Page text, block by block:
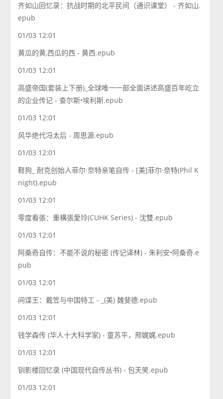
齐如山回忆录：抗战时期的北平民间（通识课堂） - 齐如山.
epub
01/03 12:01
黄瓜的黄,西瓜的西 - 黄西.epub
01/03 12:01
高盛帝国(套装上下册)_全球唯一一部全面讲述高盛百年屹立
的企业传记 - 查尔斯•埃利斯.epub
01/03 12:01
风华绝代冯太后 - 周思源.epub
01/03 12:01
鞋狗_ 耐克创始人菲尔·奈特亲笔自传 - [美]菲尔·奈特(Phil K
night).epub
01/03 12:01
零度看張：重構張愛玲(CUHK Series) - 沈雙.epub
01/03 12:01
阿桑奇自传：不能不说的秘密 (传记译林) - 朱利安•阿桑奇.e
pub
01/03 12:01
间谍王：戴笠与中国特工 - _(美) 魏斐德.epub
01/03 12:01
钱学森传 (华人十大科学家) - 童苏平，邢娓娓.epub
01/03 12:01
钏影楼回忆录 (中国现代自传丛书) - 包天笑.epub
01/03 12:01